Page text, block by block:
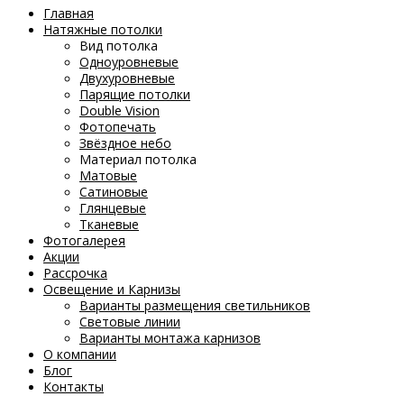
Главная
Натяжные потолки
Вид потолка
Одноуровневые
Двухуровневые
Парящие потолки
Double Vision
Фотопечать
Звёздное небо
Материал потолка
Матовые
Сатиновые
Глянцевые
Тканевые
Фотогалерея
Акции
Рассрочка
Освещение и Карнизы
Варианты размещения светильников
Световые линии
Варианты монтажа карнизов
О компании
Блог
Контакты